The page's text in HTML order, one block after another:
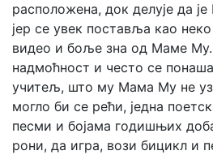
расположена, док делује да
јер се увек поставља као
видео и боље зна од Маме Му.
надмоћност и често се
учитељ, што му Мама Му не
могло би се рећи, једна
песми и бојама годишњих
рони, да игра, вози бицикл и